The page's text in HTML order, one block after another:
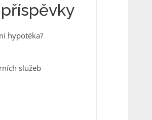
hypotéka?
služeb